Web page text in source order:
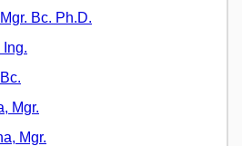
Bc. Ph.D.
Ing.
Mgr.
Mgr.